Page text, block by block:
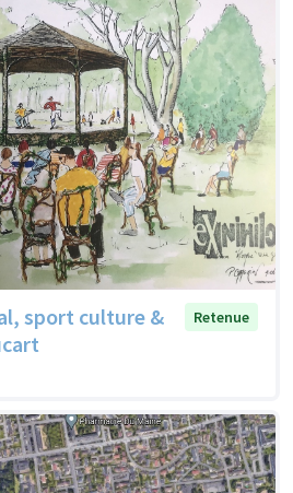
sport culture &
Retenue